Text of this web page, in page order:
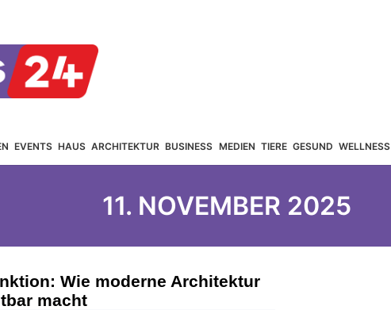
EVENTS HAUS ARCHITEKTUR BUSINESS MEDIEN TIERE GESUND WELLNESS
11. NOVEMBER 2025
Wie moderne Architektur
macht